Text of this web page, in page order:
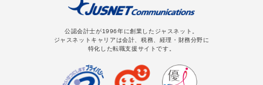
公認会計士が1996年に創業したジャスネット。
ジャスネットキャリアは会計、税務、経理・財務分野に
特化した転職支援サイトです。